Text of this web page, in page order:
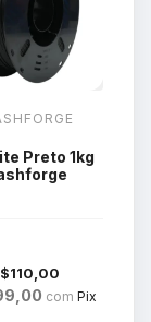
Preto 1kg
com Pix